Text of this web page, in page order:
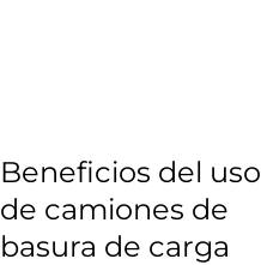
Beneficios del uso
de camiones de
basura de carga